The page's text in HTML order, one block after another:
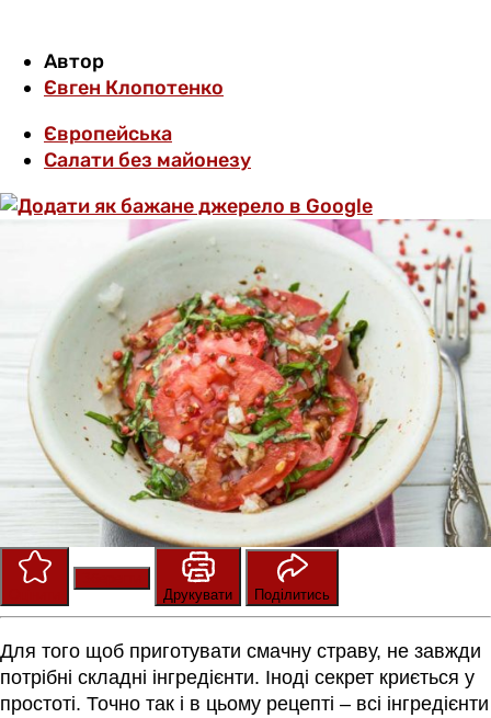
Автор
Євген Клопотенко
Європейська
Салати без майонезу
Друкувати
Поділитись
Для того щоб приготувати смачну страву, не завжди
потрібні складні інгредієнти. Іноді секрет криється у
простоті. Точно так і в цьому рецепті – всі інгредієнти